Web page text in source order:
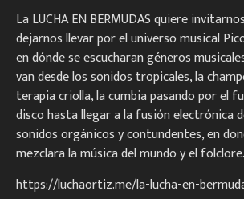
La LUCHA EN BERMUDAS quiere
dejarnos llevar por el universo musical
en dónde se escucharan géneros
van desde los sonidos tropicales, la
terapia criolla, la cumbia pasando por el
disco hasta llegar a la fusión electrónica
sonidos orgánicos y contundentes, en
mezclara la música del mundo y el folclore.
https://luchaortiz.me/la-lucha-en-